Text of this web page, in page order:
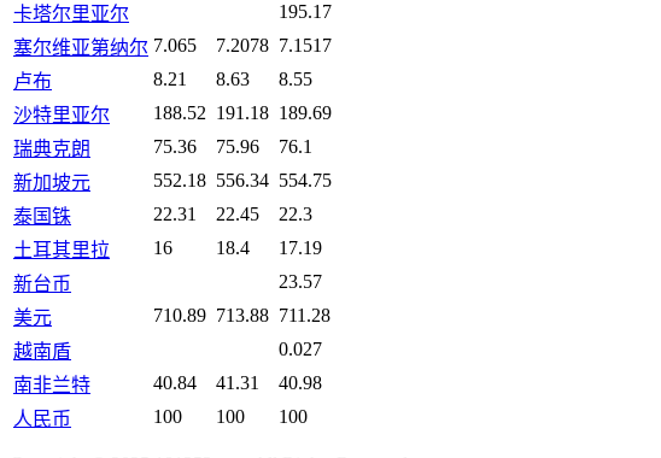
卡塔尔里亚尔
195.17
塞尔维亚第纳尔 7.065 7.2078 7.1517
卢布
8.21 8.63
8.55
沙特里亚尔
188.52 191.18 189.69
瑞典克朗
75.36 75.96
76.1
新加坡元
552.18 556.34 554.75
泰国铢
22.31 22.45
22.3
土耳其里拉
16 18.4
17.19
新台币
23.57
美元
710.89 713.88 711.28
越南盾
0.027
南非兰特
40.84 41.31
40.98
人民币
100 100 100